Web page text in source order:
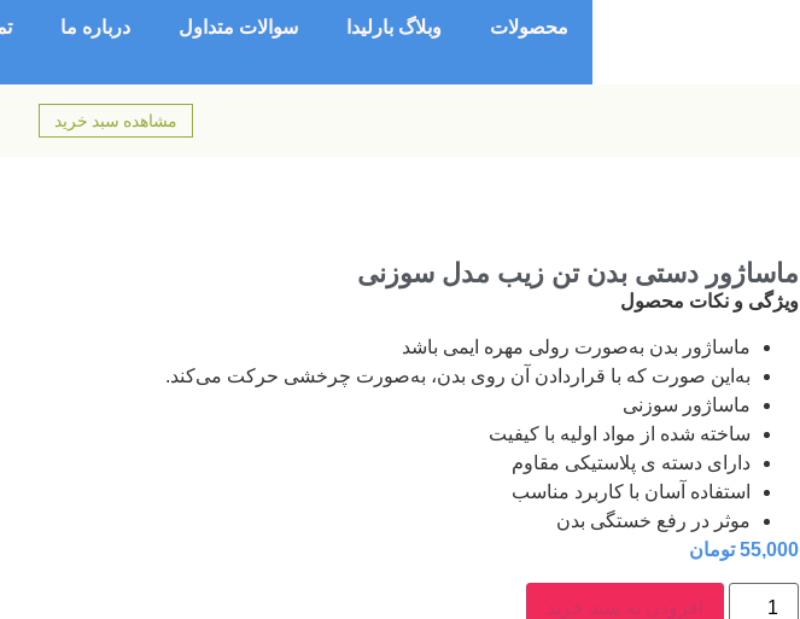
محصولات وبلاگ بارلیدا سوالات متداول درباره ما
مشاهده سبد خرید
ماساژور دستی بدن تن زیب مدل سوزنی
ویژگی و نکات محصول
ماساژور بدن به‌صورت رولی مهره ایمی باشد
به‌‎‌این صورت که با قراردادن آن روی بدن، به‌صورت چرخشی حرکت می‌‌کند.
ماساژور سوزنی
ساخته شده از مواد اولیه با کیفیت
دارای دسته ی پلاستیکی مقاوم
استفاده آسان با کاربرد مناسب
موثر در رفع خستگی بدن
55,000 تومان
افزودن به سبد خرید